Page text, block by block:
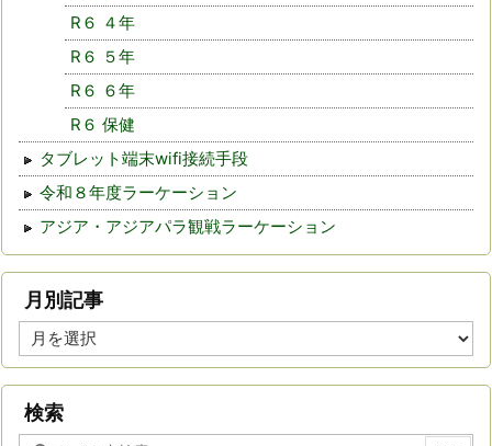
R６ ４年
R６ ５年
R６ ６年
R６ 保健
タブレット端末wifi接続手段
令和８年度ラーケーション
アジア・アジアパラ観戦ラーケーション
月別記事
月
別
記
検索